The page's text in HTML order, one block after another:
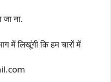
ना.
में लिखूंगी कि हम चारों में